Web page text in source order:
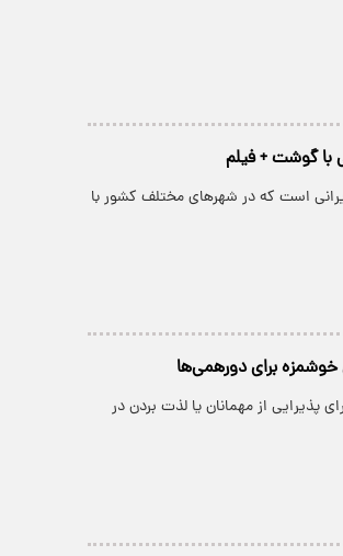
با گوشت + فیلم
است که در شهرهای مختلف کشور با
خوشمزه برای دورهمی‌ها
پذیرایی از مهمانان یا لذت بردن در